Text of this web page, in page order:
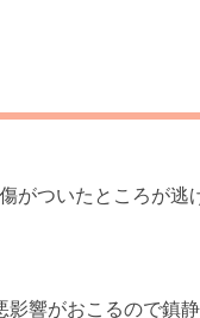
ついたところが
響がおこるので鎮